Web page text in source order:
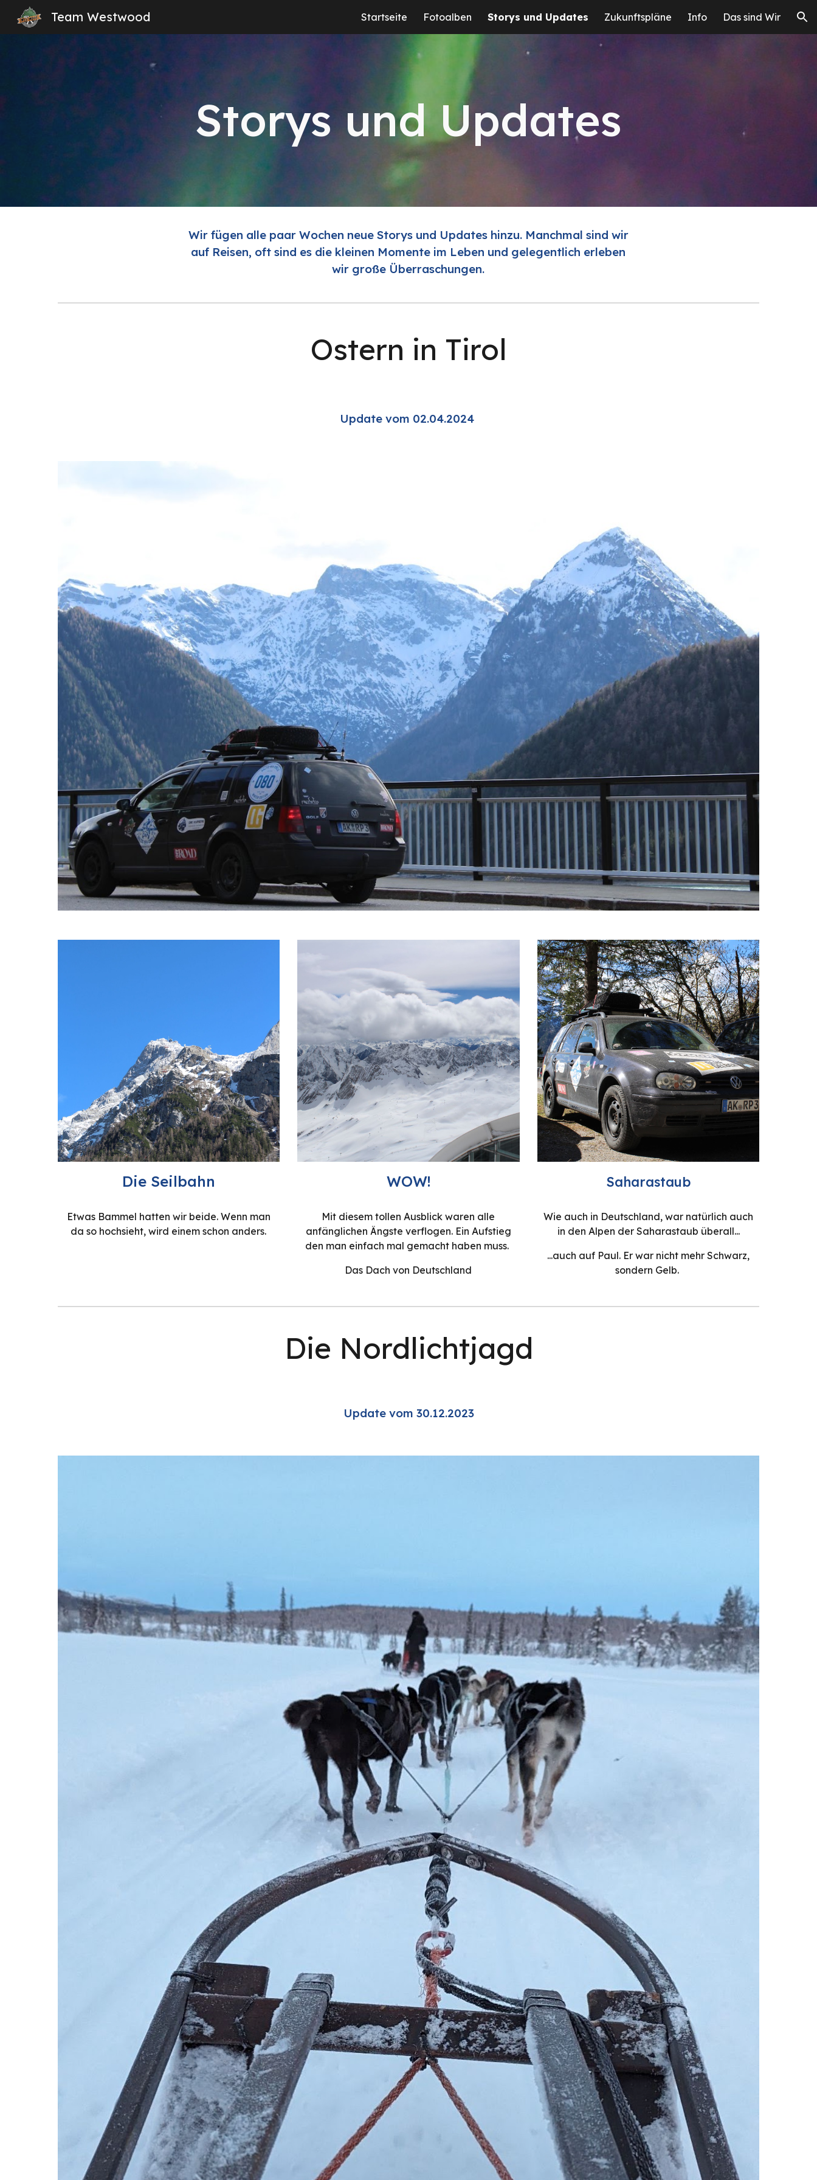
Skip to navigation
Team Westwood Startseite Fotoalben Storys und Updates Zukunftspläne Info Das sind Wir
Storys und Updates
Wir fügen alle paar Wochen neue Storys und Updates hinzu. Manchmal sind wir
auf Reisen, oft sind es die kleinen Momente im Leben und gelegentlich erleben
wir große Überraschungen.
Ostern in Tirol
Update vom 02.04.2024
Die Seilbahn
Etwas Bammel hatten wir beide. Wenn man
da so hochsieht, wird einem schon anders.
WOW!
Mit diesem tollen Ausblick waren alle
anfänglichen Ängste verflogen. Ein Aufstieg
den man einfach mal gemacht haben muss.
Das Dach von Deutschland
Saharastaub
Wie auch in Deutschland, war natürlich auch
in den Alpen der Saharastaub überall...
...auch auf Paul. Er war nicht mehr Schwarz,
sondern Gelb.
Die Nordlichtjagd
Update vom 30.12.2023